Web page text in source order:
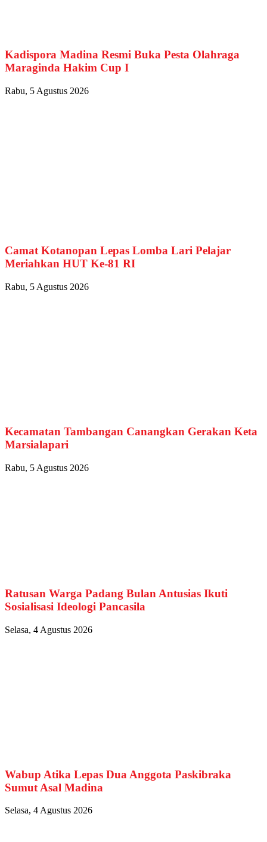
Kadispora Madina Resmi Buka Pesta Olahraga
Maraginda Hakim Cup I
Rabu, 5 Agustus 2026
Camat Kotanopan Lepas Lomba Lari Pelajar
Meriahkan HUT Ke-81 RI
Rabu, 5 Agustus 2026
Kecamatan Tambangan Canangkan Gerakan Keta
Marsialapari
Rabu, 5 Agustus 2026
Ratusan Warga Padang Bulan Antusias Ikuti
Sosialisasi Ideologi Pancasila
Selasa, 4 Agustus 2026
Wabup Atika Lepas Dua Anggota Paskibraka
Sumut Asal Madina
Selasa, 4 Agustus 2026